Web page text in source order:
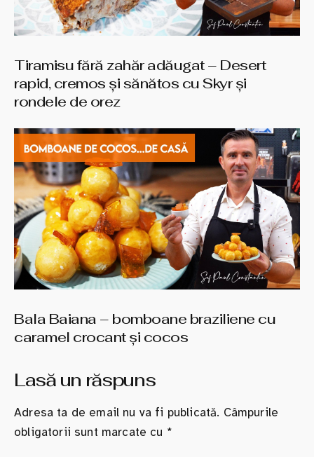
Tiramisu fără zahăr adăugat – Desert
rapid, cremos și sănătos cu Skyr și
rondele de orez
Bala Baiana – bomboane braziliene cu
caramel crocant şi cocos
Lasă un răspuns
Adresa ta de email nu va fi publicată. Câmpurile
obligatorii sunt marcate cu *